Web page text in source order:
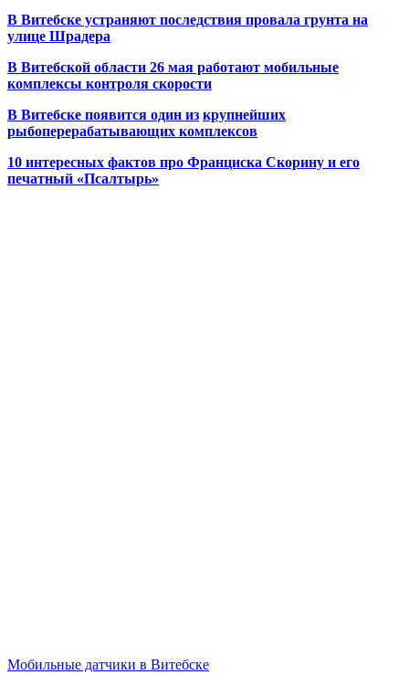
В Витебске устраняют последствия провала грунта на
улице Шрадера
В Витебской области 26 мая работают мобильные
комплексы контроля скорости
В Витебске появится один из крупнейших
рыбоперерабатывающих комплексов
10 интересных фактов про Франциска Скорину и его
печатный «Псалтырь»
Мобильные датчики в Витебске